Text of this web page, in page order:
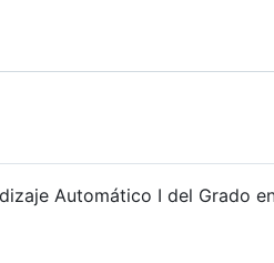
Automático I del Grado